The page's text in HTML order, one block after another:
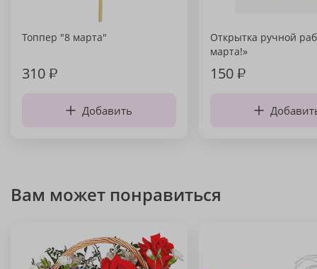
Топпер "8 марта"
310₽
Добавить
Открытка ручной
марта!»
150₽
Вам может понравиться